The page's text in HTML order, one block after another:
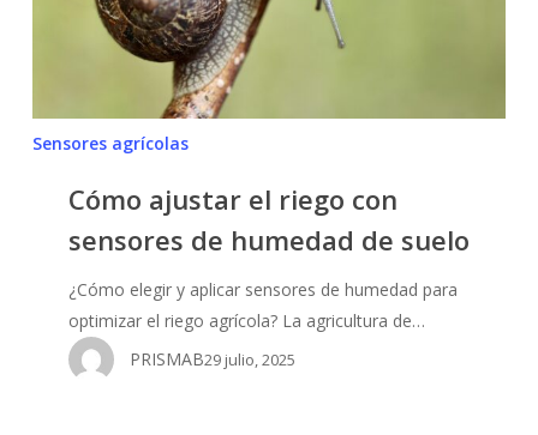
Sensores agrícolas
Cómo ajustar el riego con
sensores de humedad de suelo
¿Cómo elegir y aplicar sensores de humedad para
optimizar el riego agrícola? La agricultura de…
PRISMAB29 julio, 2025